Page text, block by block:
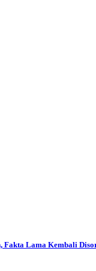
Fakta Lama Kembali